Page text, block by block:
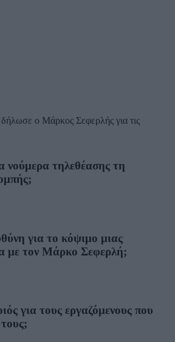
ο Μάρκος Σεφερλής για τις
νούμερα τηλεθέασης τη
για το κόψιμο μιας
με τον Μάρκο Σεφερλή;
για τους εργαζόμενους που